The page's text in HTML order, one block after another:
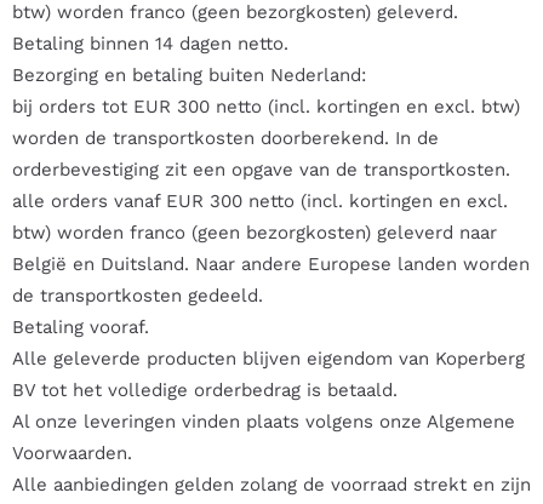
btw) worden franco (geen bezorgkosten) geleverd.
Betaling binnen 14 dagen netto.
Bezorging en betaling buiten Nederland:
bij orders tot EUR 300 netto (incl. kortingen en excl. btw)
worden de transportkosten doorberekend. In de
orderbevestiging zit een opgave van de transportkosten.
alle orders vanaf EUR 300 netto (incl. kortingen en excl.
btw) worden franco (geen bezorgkosten) geleverd naar
België en Duitsland. Naar andere Europese landen worden
de transportkosten gedeeld.
Betaling vooraf.
Alle geleverde producten blijven eigendom van Koperberg
BV tot het volledige orderbedrag is betaald.
Al onze leveringen vinden plaats volgens onze Algemene
Voorwaarden.
Alle aanbiedingen gelden zolang de voorraad strekt en zijn